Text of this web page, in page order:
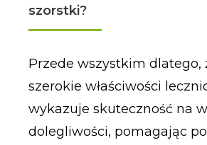
szorstki?
Przede wszystkim dlatego,
szerokie właściwości
wykazuje skuteczność na
dolegliwości, pomagając